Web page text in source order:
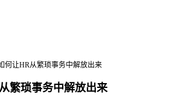
何让HR从繁琐事务中解放出来
繁琐事务中解放出来